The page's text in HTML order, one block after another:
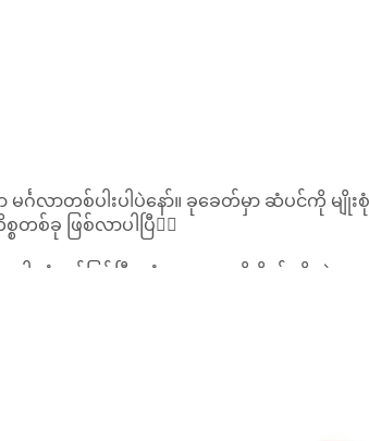
ဂလာတစ်ပါးပါပဲနော်။ ခုခေတ်မှာ ဆံပင်ကို မျိုး
ခု ဖြစ်လာပါပြီ💁‍♀️
ါ ဆံနွယ်ဖြစ်ပြီး ဆံသားအားမရှိ ဝိတ်မရှိတဲ့သူတွေ၊
ြီး မသွားနိုင်သူတွေအတွက် အိမ်မှာပဲ တစ်နိုင်တစ်